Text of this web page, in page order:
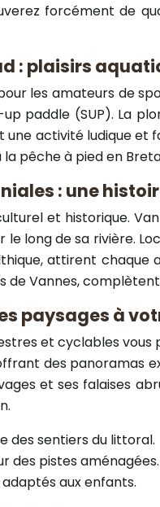
forcément de
: plaisirs
les amateurs de
paddle (SUP). La
une activité ludique
pêche à pied en
: une
et historique.
le long de sa rivière.
attirent chaque
de Vannes,
paysages à
et cyclables
des panoramas
et ses falaises
des sentiers du littoral.
des pistes aménagées.
aux enfants.